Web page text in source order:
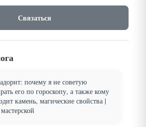
Связаться
почему я не советую
его по гороскопу, а также кому
камень, магические свойства |